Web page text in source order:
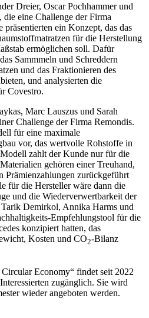
Dreier, Oscar Pochhammer und
die eine Challenge der Firma
präsentierten ein Konzept, das das
für die Herstellung
ermöglichen soll. Dafür
Sammmeln und Schreddern
und das Fraktionieren des
und analysierten die
Covestro.
Marc Lauszus und Sarah
Challenge der Firma Remondis.
für eine maximale
vor, das wertvolle Rohstoffe in
zahlt der Kunde nur für die
gehören einer Treuhand,
Prämienzahlungen zurückgeführt
für die Hersteller wäre dann die
und die Wiederverwertbarkeit der
Demirkol, Annika Harms und
Empfehlungstool für die
konzipiert hatten, das
Kosten und CO2-Bilanz
Economy“ findet seit 2022
zugänglich. Sie wird
wieder angeboten werden.